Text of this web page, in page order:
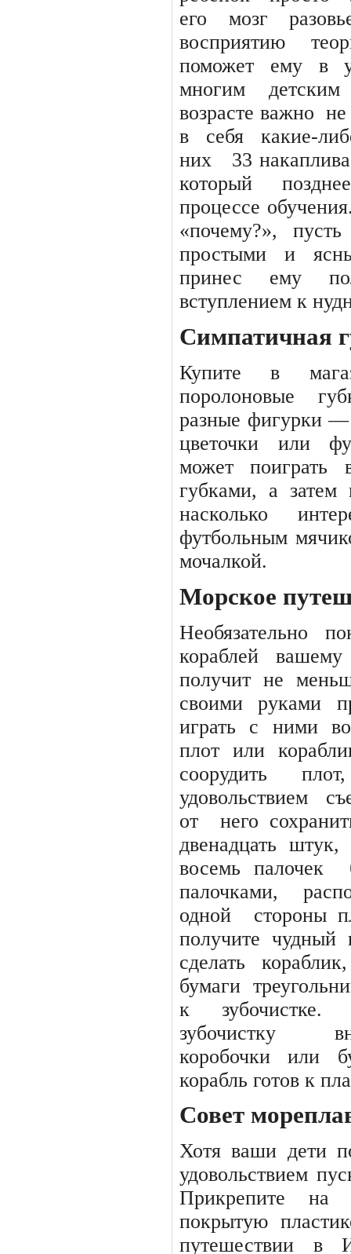
его
мозг
восприятию
поможет ему в
многим
возрасте важно не
в
себя
какие-
них
33
который
позднее
процессе
«почему?», пусть
простыми и
принес ему
вступлением к
Симпатичная
Купите в
поролоновые
разные фигурки —
цветочки
или
может поиграть
губками, а
насколько
футбольным
мочалкой.
Морское
Необязательно
кораблей
вашему
получит не
своими руками
играть
с ними
во
плот или
соорудить
плот,
удовольствием
от
него
двенадцать
восемь палочек
палочками,
одной
стороны
получите
сделать
бумаги
к
зубочистке.
зубочистку
коробочки
или
корабль готов к
Совет
Хотя ваши дети
удовольствием
Прикрепите
на
покрытую
путешествии
в